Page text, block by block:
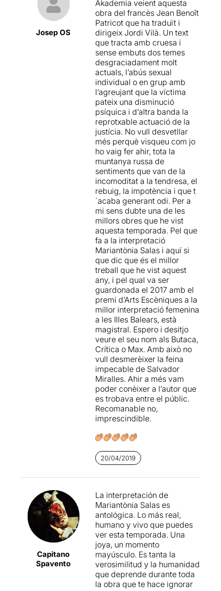
T(h)eatre en Françaisal
2017. La versió que es pot
veure alTeatre Akadèmia
és la traducció que va fer
Jordi Vilàal català, i que es
va veure alTeatre Mar i
Terra de Palma(Mallorca) al
2017.
Us recomano que no us la
perdeu,és una joia teatral
en tots sentits, text,
direcció i interpretació. Les
interpretacions de
Mariantònia Salasi
Salvador Mirallesson
senzillament magistrals.
Aquest personatge li va
valdre a l’actriuMariantònia
Salasel Premi a la millor
interpretació femenina de
les Illes Balears 2017.
IMPRESCINDIBLE !!!
Josep OS
Akademia veient aquesta
obra del francès Jean Benoît
Patricot que ha traduït i
dirigeix ​​Jordi Vilà. Un text
que tracta amb cruesa i
sense embuts dos temes
desgraciadament molt
actuals, l’abús sexual
individual o en grup amb
l’agreujant que la víctima
pateix una disminució
psíquica i d’altra banda la
reprotxable actuació de la
justícia. No vull desvetllar
més perquè visqueu com jo
ho vaig fer ahir, tota la
muntanya russa de
sentiments que van de la
incomoditat a la tendresa, el
rebuig, la impotència i que t
´acaba generant odi. Per a
mi sens dubte una de les
millors obres que he vist
aquesta temporada. Pel que
fa a la interpretació
Mariantònia Salas i aquí si
que dic que és el millor
treball que he vist aquest
any, i pel qual va ser
guardonada el 2017 amb el
premi d’Arts Escèniques a la
millor interpretació femenina
a les Illes Balears, està
magistral. Espero i desitjo
veure el seu nom als Butaca,
Crítica o Max. Amb això no
vull desmerèixer la feina
impecable de Salvador
Miralles. Ahir a més vam
poder conèixer a l’autor que
es trobava entre el públic.
Recomanable no,
imprescindible.
20/04/2019
Capitano
Spavento
La interpretación de
Mariantònia Salas es
antológica. Lo más real,
humano y vivo que puedes
ver esta temporada. Una
joya, un momento
mayúsculo. Es tanta la
verosimilitud y la humanidad
que deprende durante toda
la obra que te hace ignorar